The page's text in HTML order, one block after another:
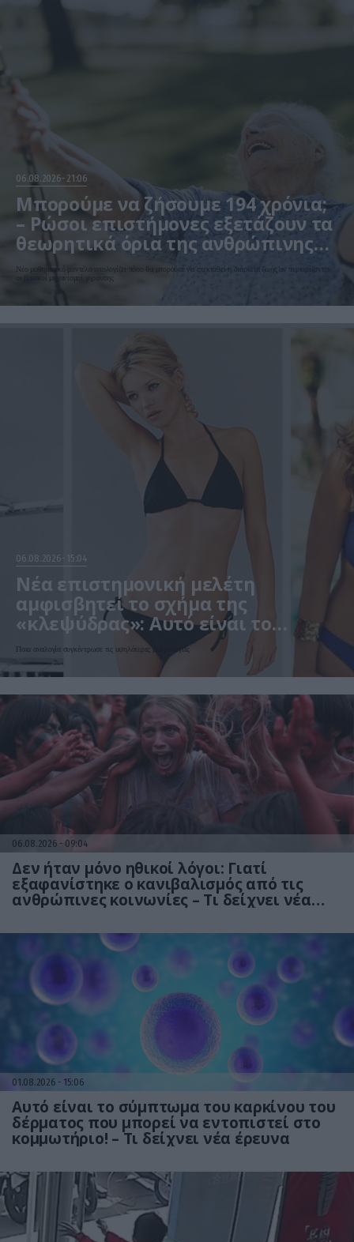
06.08.2026 21:06
Μπορούμε να ζήσουμε 194 χρόνια;
– Ρώσοι επιστήμονες εξετάζουν τα
θεωρητικά όρια της ανθρώπινης
ζωής
Νέο μαθηματικό μοντέλο υπολογίζει πόσο θα μπορούσε να επεκταθεί η διάρκεια ζωής αν περιορίζονταν
οι βασικοί μηχανισμοί γήρανσης
06.08.2026 15:04
Νέα επιστημονική μελέτη
αμφισβητεί το σχήμα της
«κλεψύδρας»: Αυτό είναι το
«ιδανικό» γυναικείο σώμα
Ποια αναλογία συγκέντρωσε τις υψηλότερες βαθμολογίες
06.08.2026 09:04
Δεν ήταν μόνο ηθικοί λόγοι: Γιατί
εξαφανίστηκε ο κανιβαλισμός από τις
ανθρώπινες κοινωνίες – Τι δείχνει νέα
01.08.2026 15:06
Αυτό είναι το σύμπτωμα του καρκίνου του
δέρματος που μπορεί να εντοπιστεί στο
κομμωτήριο! – Τι δείχνει νέα έρευνα